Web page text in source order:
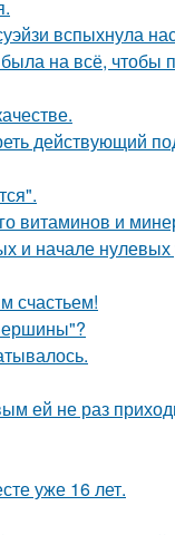
вспыхнула
на всё, чтобы
действующий
витаминов и
и начале
счастьем!
ей не раз
уже 16 лет.